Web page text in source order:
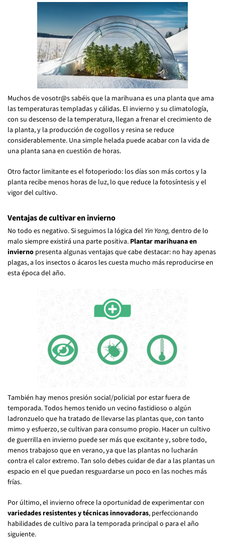
Muchos de vosotr@s sabéis que la marihuana es una planta que ama
las temperaturas templadas y cálidas. El invierno y su climatología,
con su descenso de la temperatura, llegan a frenar el crecimiento de
la planta, y la producción de cogollos y resina se reduce
considerablemente. Una simple helada puede acabar con la vida de
una planta sana en cuestión de horas.
Otro factor limitante es el fotoperiodo: los días son más cortos y la
planta recibe menos horas de luz, lo que reduce la fotosíntesis y el
vigor del cultivo.
Ventajas de cultivar en invierno
No todo es negativo. Si seguimos la lógica del Yin Yang, dentro de lo
malo siempre existirá una parte positiva. Plantar marihuana en
invierno presenta algunas ventajas que cabe destacar: no hay apenas
plagas, a los insectos o ácaros les cuesta mucho más reproducirse en
esta época del año.
También hay menos presión social/policial por estar fuera de
temporada. Todos hemos tenido un vecino fastidioso o algún
ladronzuelo que ha tratado de llevarse las plantas que, con tanto
mimo y esfuerzo, se cultivan para consumo propio. Hacer un cultivo
de guerrilla en invierno puede ser más que excitante y, sobre todo,
menos trabajoso que en verano, ya que las plantas no lucharán
contra el calor extremo. Tan solo debes cuidar de dar a las plantas un
espacio en el que puedan resguardarse un poco en las noches más
frías.
Por último, el invierno ofrece la oportunidad de experimentar con
variedades resistentes y técnicas innovadoras, perfeccionando
habilidades de cultivo para la temporada principal o para el año
siguiente.